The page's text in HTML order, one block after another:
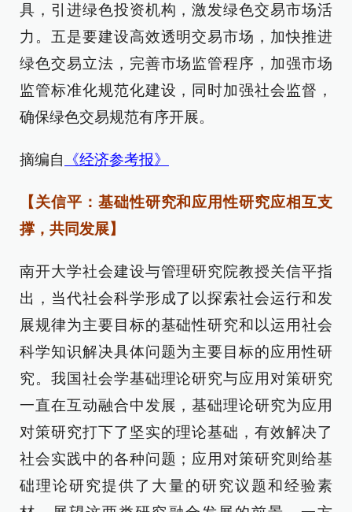
具，引进绿色投资机构，激发绿色交易市场活
力。五是要建设高效透明交易市场，加快推进
绿色交易立法，完善市场监管程序，加强市场
监管标准化规范化建设，同时加强社会监督，
确保绿色交易规范有序开展。
摘编自 《经济参考报》
【关信平：基础性研究和应用性研究应相互支
撑，共同发展】
南开大学社会建设与管理研究院教授关信平指
出，当代社会科学形成了以探索社会运行和发
展规律为主要目标的基础性研究和以运用社会
科学知识解决具体问题为主要目标的应用性研
究。我国社会学基础理论研究与应用对策研究
一直在互动融合中发展，基础理论研究为应用
对策研究打下了坚实的理论基础，有效解决了
社会实践中的各种问题；应用对策研究则给基
础理论研究提供了大量的研究议题和经验素